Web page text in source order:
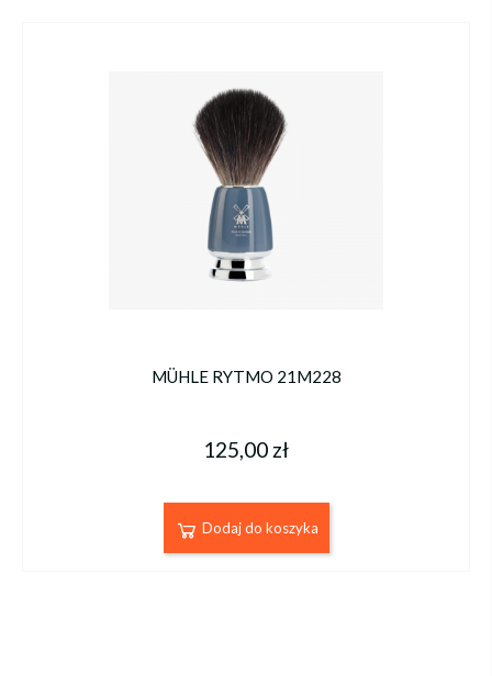
MÜHLE RYTMO 21M228
125,00 zł
Dodaj do koszyka